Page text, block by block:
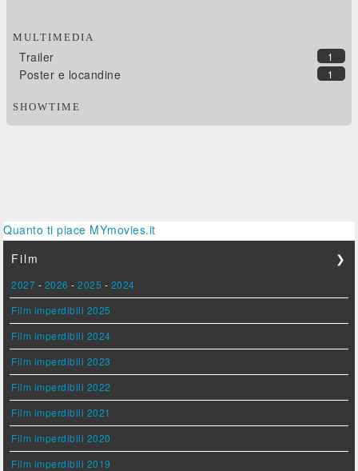
MULTIMEDIA
1
Trailer
1
Poster e locandine
SHOWTIME
Quanto ti piace MYmovies.it
Film
❯
2027 - 2026 -2025 - 2024
Film imperdibili 2025
Film imperdibili 2024
Film imperdibili 2023
Film imperdibili 2022
Film imperdibili 2021
Film imperdibili 2020
Film imperdibili 2019